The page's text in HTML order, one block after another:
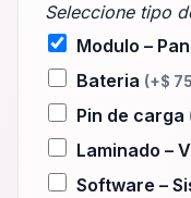
Seleccione tipo
Modulo –
Bateria (+$
Pin de carga
Laminado –
Software –